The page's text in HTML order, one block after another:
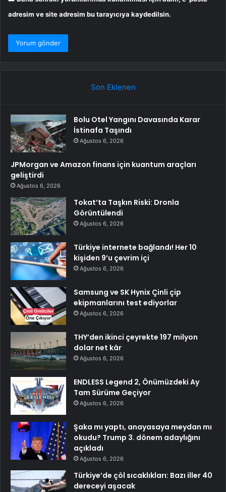
adresim ve site adresim bu tarayıcıya kaydedilsin.
Son Eklenen
Bolu Otel Yangını Davasında Karar
İstinafa Taşındı
Ağustos 6, 2026
JPMorgan ve Amazon finans için kuantum araçları
geliştirdi
Ağustos 6, 2026
Tokat’ta Taşkın Riski: Dronla
Görüntülendi
Ağustos 6, 2026
Türkiye internete bağlandı! Her 10
kişiden 9’u çevrim içi
Ağustos 6, 2026
Samsung ve SK Hynix Çinli çip
ekipmanlarını test ediyorlar
Ağustos 6, 2026
THY’den ikinci çeyrekte 197 milyon
dolar net kâr
Ağustos 6, 2026
ENDLESS Legend 2, Önümüzdeki Ay
Tam Sürüme Geçiyor
Ağustos 6, 2026
Şaka mı yaptı, anayasaya meydan mı
okudu? Trump 3. dönem adaylığını
açıkladı
Ağustos 6, 2026
Türkiye’de çöl sıcaklıkları: Bazı iller 40
dereceyi aşacak